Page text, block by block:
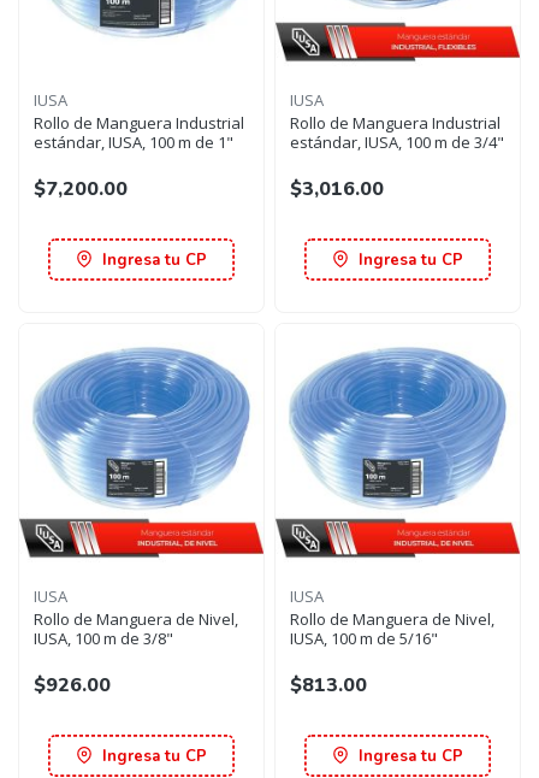
IUSA
Rollo de Manguera Industrial
estándar, IUSA, 100 m de 1"
$7,200.00
Ingresa tu CP
IUSA
Rollo de Manguera Industrial
estándar, IUSA, 100 m de 3/4"
$3,016.00
Ingresa tu CP
IUSA
Rollo de Manguera de Nivel,
IUSA, 100 m de 3/8"
$926.00
Ingresa tu CP
IUSA
Rollo de Manguera de Nivel,
IUSA, 100 m de 5/16"
$813.00
Ingresa tu CP